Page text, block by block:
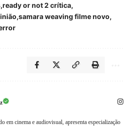
ready or not 2 crítica
samara weaving filme novo
em cinema e audiovisual, apresenta especialização